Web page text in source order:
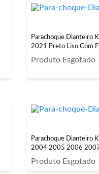
Parachoque Dianteiro
2021 Preto Liso Com
Produto Esgotado
Parachoque Dianteiro
2004 2005 2006
Produto Esgotado